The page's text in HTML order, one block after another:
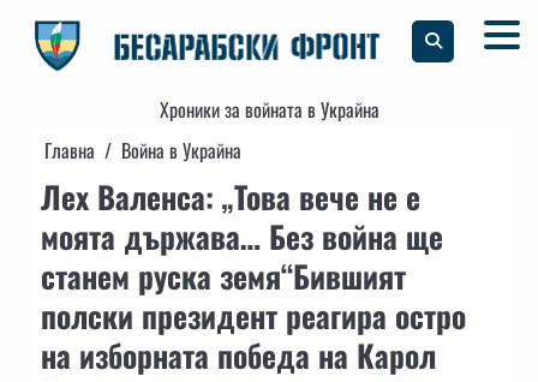
content
Хроники за войната в Украйна
Главна
Война в Украйна
Лех Валенса: „Това вече не е
моята държава… Без война ще
станем руска земя“Бившият
полски президент реагира остро
на изборната победа на Карол